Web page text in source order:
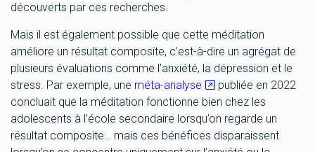
découverts par ces recherches.
Mais il est également possible que cette méditation
améliore un résultat composite, c’est-à-dire un agrégat de
plusieurs évaluations comme l’anxiété, la dépression et le
stress. Par exemple, une méta-analyse
publiée en 2022
concluait que la méditation fonctionne bien chez les
adolescents à l’école secondaire lorsqu’on regarde un
résultat composite… mais ces bénéfices disparaissent